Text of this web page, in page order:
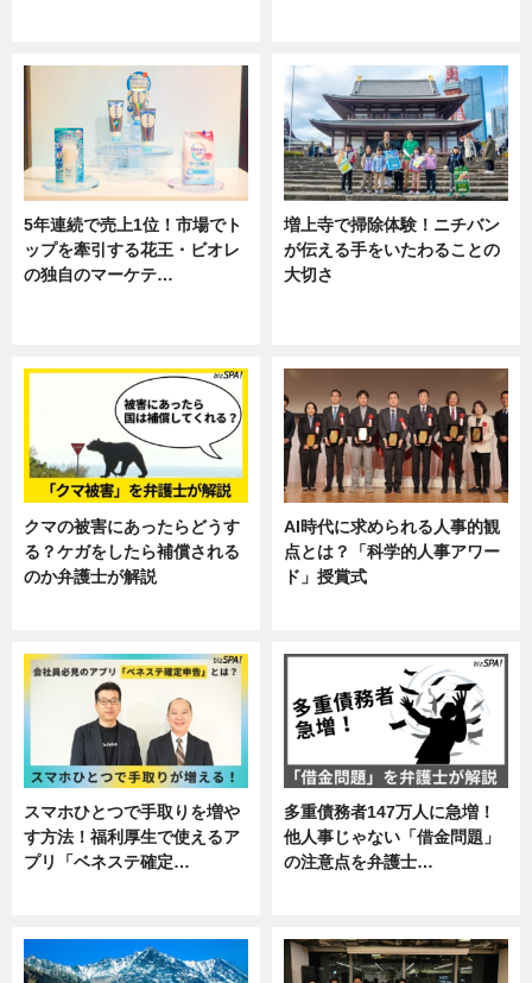
5年連続で売上1位！市場でト
ップを牽引する花王・ビオレ
の独自のマーケテ…
増上寺で掃除体験！ニチバン
が伝える手をいたわることの
大切さ
クマの被害にあったらどうす
る？ケガをしたら補償される
のか弁護士が解説
AI時代に求められる人事的観
点とは？「科学的人事アワー
ド」授賞式
スマホひとつで手取りを増や
す方法！福利厚生で使えるア
プリ「ベネステ確定…
多重債務者147万人に急増！
他人事じゃない「借金問題」
の注意点を弁護士…